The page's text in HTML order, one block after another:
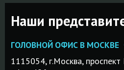
Наши
ГОЛОВНОЙ ОФИС В МОСКВЕ
1115054, г.Mосква,